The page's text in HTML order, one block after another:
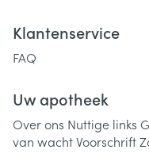
Klantenservice
FAQ
Uw apotheek
Over ons Nuttige links
van wachtVoorschrift